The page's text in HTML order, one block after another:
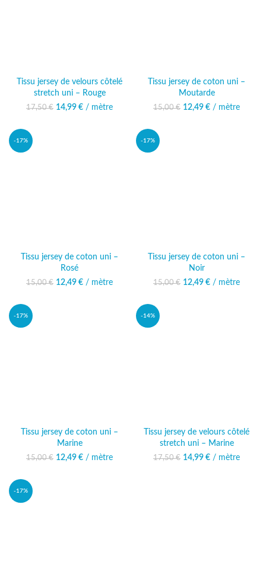
Tissu jersey de velours côtelé
stretch uni – Rouge
17,50€
Le prix initial était :
14,99 €
Le prix
/ mètre
Tissu jersey de coton uni –
Moutarde
15,00€
Le prix initial était :
12,49 €
Le prix
/ mètre
-17%
Tissu jersey de coton uni –
Rosé
15,00€
Le prix initial était :
12,49 €
Le prix
/ mètre
-17%
Tissu jersey de coton uni –
Noir
15,00€
Le prix initial était :
12,49 €
Le prix
/ mètre
-17%
Tissu jersey de coton uni –
Marine
15,00€
Le prix initial était :
12,49 €
Le prix
/ mètre
-14%
Tissu jersey de velours côtelé
stretch uni – Marine
17,50€
Le prix initial était :
14,99 €
Le prix
/ mètre
-17%